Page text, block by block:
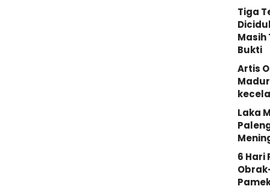
Tiga
Bukti
Artis
Laka
6 Hari